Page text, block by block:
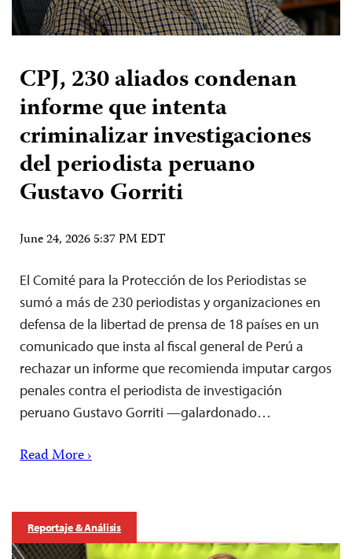
CPJ, 230 aliados condenan
informe que intenta
criminalizar investigaciones
del periodista peruano
Gustavo Gorriti
June 24, 2026 5:37 PM EDT
El Comité para la Protección de los Periodistas se
sumó a más de 230 periodistas y organizaciones en
defensa de la libertad de prensa de 18 países en un
comunicado que insta al fiscal general de Perú a
rechazar un informe que recomienda imputar cargos
penales contra el periodista de investigación
peruano Gustavo Gorriti —galardonado…
Read More ›
Reportaje & Análisis